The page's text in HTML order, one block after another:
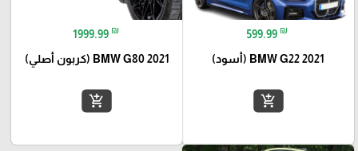
599.99 ₪
BMW G22 2021 (أسود)
add_shopping_cart
1999.99 ₪
BMW G80 2021 (كربون أصلي)
add_shopping_cart